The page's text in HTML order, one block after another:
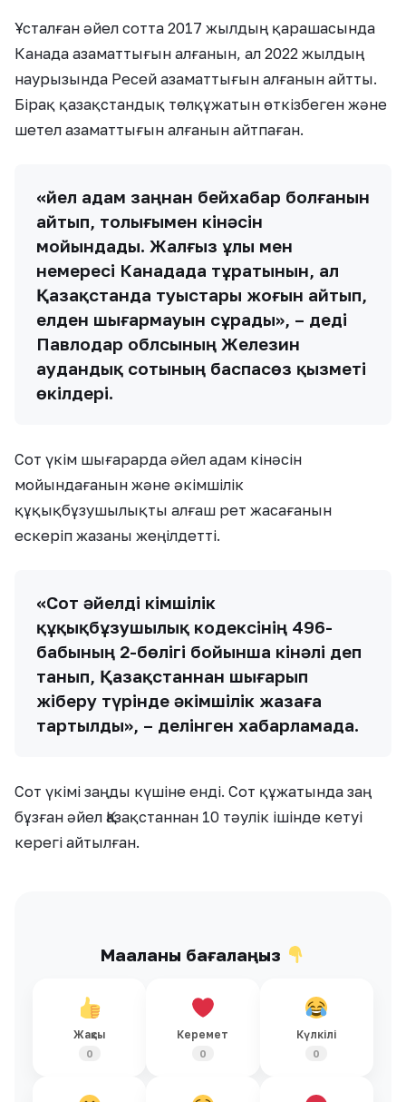
Ұсталған әйел сотта 2017 жылдың қарашасында
Канада азаматтығын алғанын, ал 2022 жылдың
наурызында Ресей азаматтығын алғанын айтты.
Бірақ қазақстандық төлқұжатын өткізбеген және
шетел азаматтығын алғанын айтпаған.
«Әйел адам заңнан бейхабар болғанын
айтып, толығымен кінәсін
мойындады. Жалғыз ұлы мен
немересі Канадада тұратынын, ал
Қазақстанда туыстары жоғын айтып,
елден шығармауын сұрады», – деді
Павлодар облсының Железин
аудандық сотының баспасөз қызметі
өкілдері.
Сот үкім шығарарда әйел адам кінәсін
мойындағанын және әкімшілік
құқықбұзушылықты алғаш рет жасағанын
ескеріп жазаны жеңілдетті.
«Сот әйелді Әкімшілік
құқықбұзушылық кодексінің 496-
бабының 2-бөлігі бойынша кінәлі деп
танып, Қазақстаннан шығарып
жіберу түрінде әкімшілік жазаға
тартылды», – делінген хабарламада.
Сот үкімі заңды күшіне енді. Сот құжатында заң
бұзған әйел Қазақстаннан 10 тәулік ішінде кетуі
керегі айтылған.
Мақаланы бағалаңыз
Жақсы
0
Керемет
0
Күлкілі
0